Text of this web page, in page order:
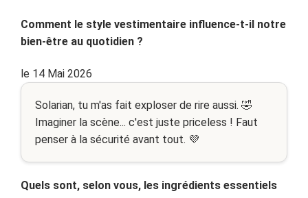
Comment le style vestimentaire influence-t-il notre
bien-être au quotidien ?
le 14 Mai 2026
Solarian, tu m'as fait exploser de rire aussi. 🤣
Imaginer la scène... c'est juste priceless ! Faut
penser à la sécurité avant tout. 💜
Quels sont, selon vous, les ingrédients essentiels